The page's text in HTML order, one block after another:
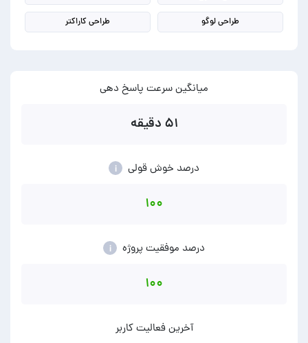
طراحی لوگو طراحی کاراکتر
میانگین سرعت پاسخ دهی
۵۱ دقیقه
درصد خوش قولی i
۱۰۰
درصد موفقیت پروژه i
۱۰۰
آخرین فعالیت کاربر